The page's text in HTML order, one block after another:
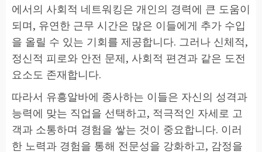
에서의 사회적 네트워킹은 개인의 경력에 큰 도움이
되며, 유연한 근무 시간은 많은 이들에게 추가 수입
을 올릴 수 있는 기회를 제공합니다. 그러나 신체적,
정신적 피로와 안전 문제, 사회적 편견과 같은 도전
요소도 존재합니다.
따라서 유흥알바에 종사하는 이들은 자신의 성격과
능력에 맞는 직업을 선택하고, 적극적인 자세로 고
객과 소통하며 경험을 쌓는 것이 중요합니다. 이러
한 노력과 경험을 통해 전문성을 강화하고, 감정을